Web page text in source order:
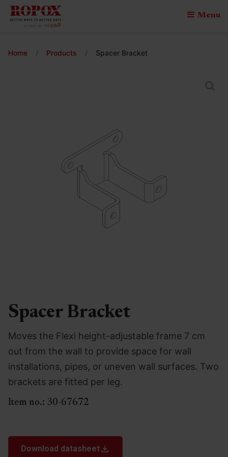
Menu
Home / Products / Spacer Bracket
Spacer Bracket
Moves the Flexi height-adjustable frame 7 cm
out from the wall to provide space for wall
installations, pipes, or uneven wall surfaces. Two
brackets are fitted per leg.
Item no.: 30-67672
Download datasheet